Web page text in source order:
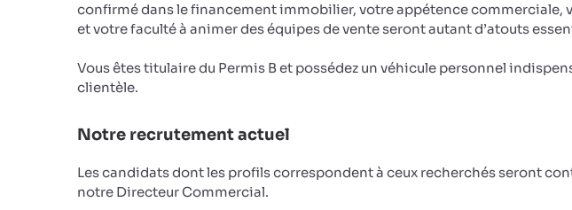
confirmé dans le financement immobilier, votre appétence commerciale,
et votre faculté à animer des équipes de vente seront autant d’atouts
Vous êtes titulaire du Permis B et possédez un véhicule personnel
clientèle.
Notre recrutement actuel
Les candidats dont les profils correspondent à ceux recherchés seront
notre Directeur Commercial.